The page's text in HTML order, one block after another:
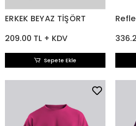
ERKEK BEYAZ TİŞÖRT
209.00 TL + KDV
Sepete Ekle